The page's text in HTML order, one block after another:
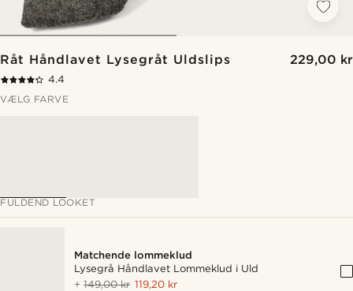
Råt Håndlavet Lysegråt Uldslips 229,00 kr
4.4
VÆLG FARVE
FULDEND LOOKET
Matchende lommeklud
Lysegrå Håndlavet Lommeklud i Uld
+149,00 kr 119,20 kr